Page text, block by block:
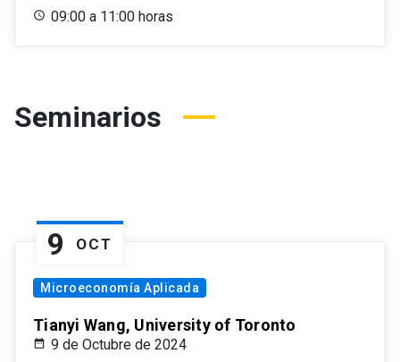
09:00 a 11:00 horas
Seminarios
9 OCT
Microeconomía Aplicada
Tianyi Wang, University of Toronto
9 de Octubre de 2024